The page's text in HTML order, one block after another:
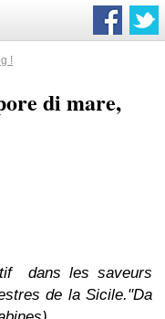
!
di mare,
dans les saveurs
de la Sicile."Da